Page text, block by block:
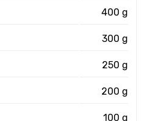
400 g
300 g
250 g
200 g
100 g